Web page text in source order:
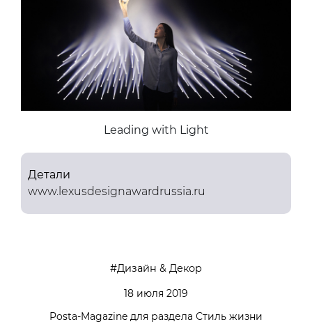
Leading with Light
Детали
www.lexusdesignawardrussia.ru
Дизайн & Декор
18 июля 2019
Posta-Magazine для раздела Стиль жизни